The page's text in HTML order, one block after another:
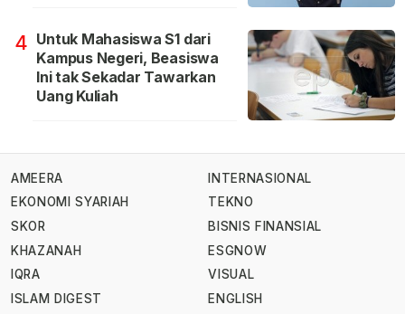
4 Untuk Mahasiswa S1 dari
Kampus Negeri, Beasiswa
Ini tak Sekadar Tawarkan
Uang Kuliah
AMEERA
EKONOMI SYARIAH
SKOR
KHAZANAH
IQRA
ISLAM DIGEST
INTERNASIONAL
TEKNO
BISNIS FINANSIAL
ESGNOW
VISUAL
ENGLISH